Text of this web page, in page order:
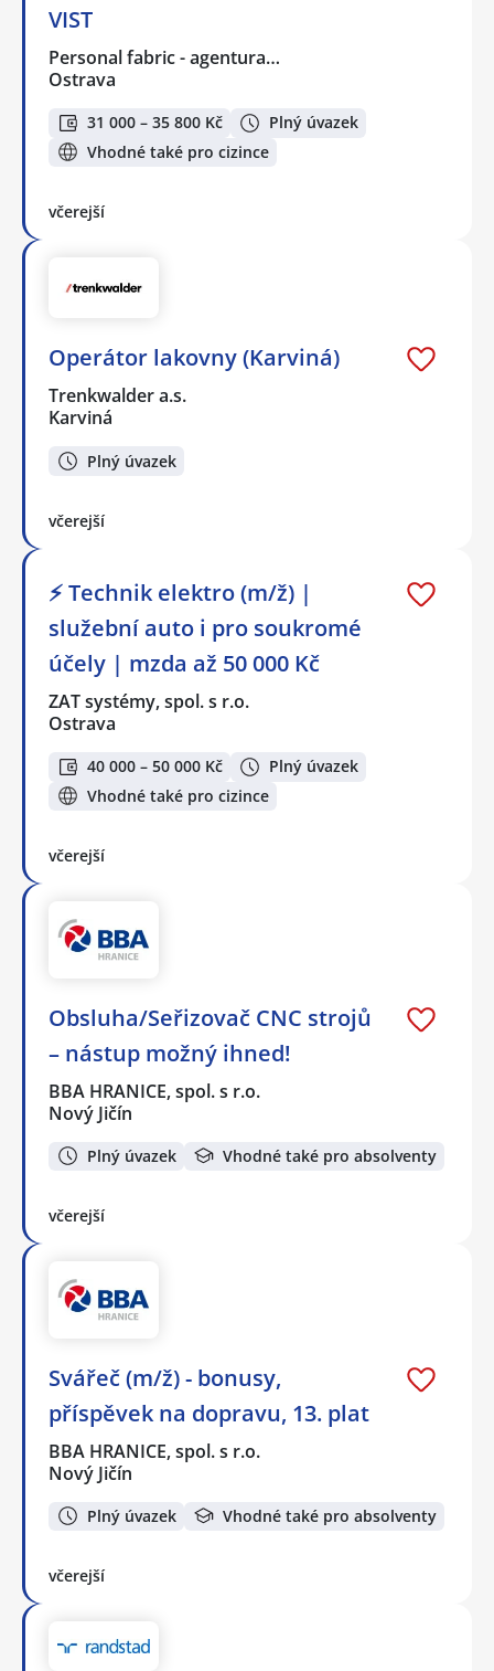
VIST
Personal fabric - agentura…
Ostrava
31 000 – 35 800 Kč
Plný úvazek
Vhodné také pro cizince
včerejší
Operátor lakovny (Karviná)
Trenkwalder a.s.
Karviná
Plný úvazek
včerejší
⚡ Technik elektro (m/ž) |
služební auto i pro soukromé
účely | mzda až 50 000 Kč
ZAT systémy, spol. s r.o.
Ostrava
40 000 – 50 000 Kč
Plný úvazek
Vhodné také pro cizince
včerejší
Obsluha/Seřizovač CNC strojů
– nástup možný ihned!
BBA HRANICE, spol. s r.o.
Nový Jičín
Plný úvazek Vhodné také pro absolventy
včerejší
Svářeč (m/ž) - bonusy,
příspěvek na dopravu, 13. plat
BBA HRANICE, spol. s r.o.
Nový Jičín
Plný úvazek Vhodné také pro absolventy
včerejší